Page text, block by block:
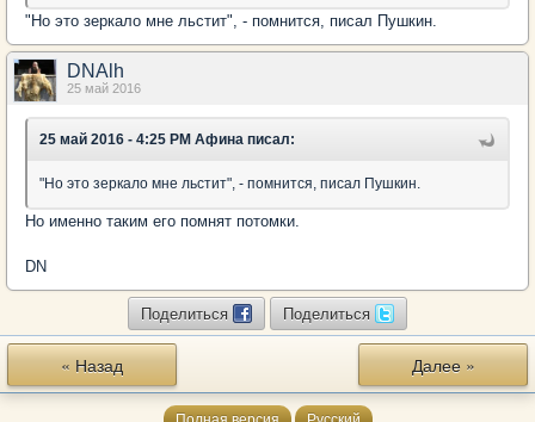
"Но это зеркало мне льстит", - помнится, писал Пушкин.
DNAlh
25 май 2016
25 май 2016 - 4:25 PM Афина писал:
"Но это зеркало мне льстит", - помнится, писал Пушкин.
Но именно таким его помнят потомки.
DN
Поделиться Поделиться
« Назад Далее »